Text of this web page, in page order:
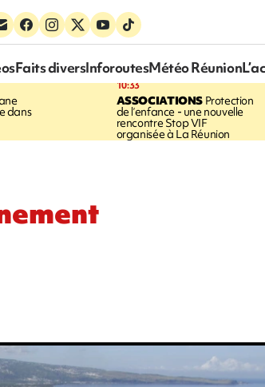
Faits diversInforoutesMétéo Réunion
dans
10:33
ASSOCIATIONSProtection
de l’enfance - une nouvelle
rencontre Stop VIF
organisée à La Réunion